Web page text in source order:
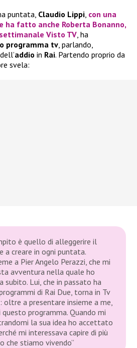
puntata, Claudio Lippi, con una
ha fatto anche Roberta Bonanno,
Visto TV, ha
programma tv, parlando,
addio in Rai. Partendo proprio da
svela:
è quello di alleggerire il
a creare in ogni puntata.
a Pier Angelo Perazzi, che mi
avventura nella quale ho
Lui, che in passato ha
di Rai Due, torna in Tv
a presentare insieme a me,
questo programma. Quando mi
la sua idea ho accettato
mi interessava capire di più
che stiamo vivendo”